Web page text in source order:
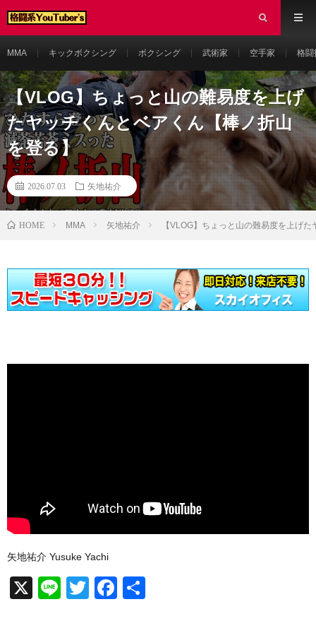
MMA キックボクシング ボクシング 武術家 空手家 格闘
【VLOG】ちょっと山の難易度を上げ
たヤッチくんとベアくん【棒ノ折山
を登る】
2026.07.03 矢地祐介
HOME MMA 矢地祐介 【VLOG】ちょっと山の難易度を上げ
矢地祐介 Yusuke Yachi
X
Li
T
F